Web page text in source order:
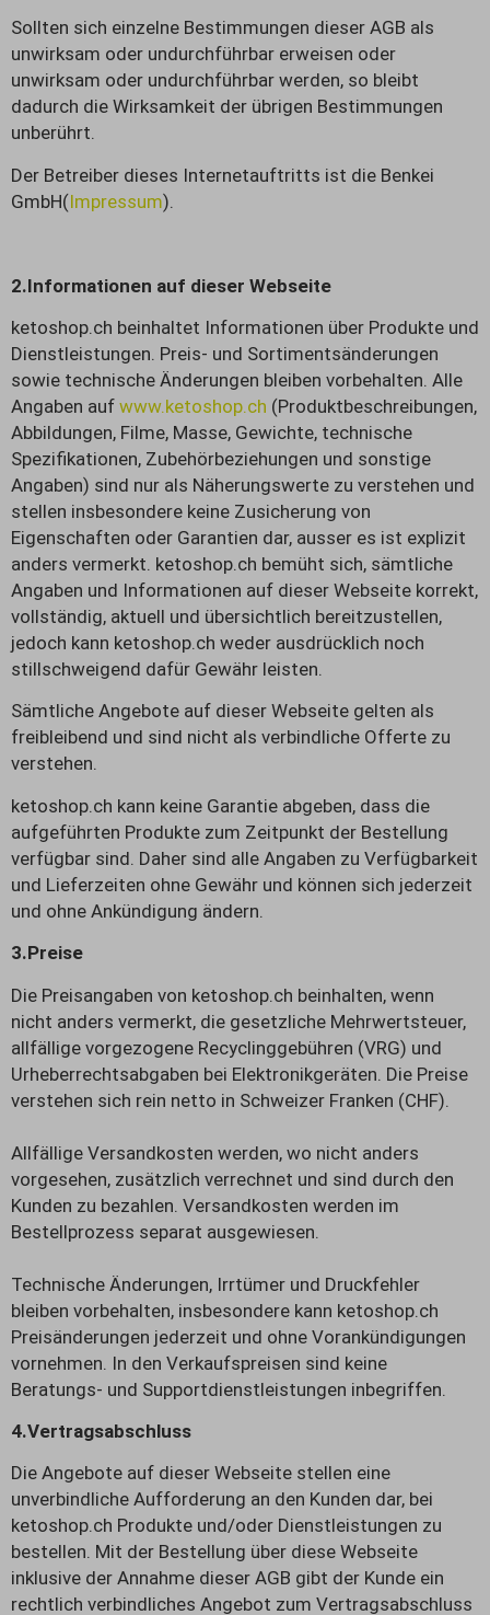
Sollten sich einzelne Bestimmungen dieser AGB als
unwirksam oder undurchführbar erweisen oder
unwirksam oder undurchführbar werden, so bleibt
dadurch die Wirksamkeit der übrigen Bestimmungen
unberührt.
Der Betreiber dieses Internetauftritts ist die Benkei
GmbH(Impressum).
2.Informationen auf dieser Webseite
ketoshop.ch beinhaltet Informationen über Produkte und
Dienstleistungen. Preis- und Sortimentsänderungen
sowie technische Änderungen bleiben vorbehalten. Alle
Angaben auf www.ketoshop.ch (Produktbeschreibungen,
Abbildungen, Filme, Masse, Gewichte, technische
Spezifikationen, Zubehörbeziehungen und sonstige
Angaben) sind nur als Näherungswerte zu verstehen und
stellen insbesondere keine Zusicherung von
Eigenschaften oder Garantien dar, ausser es ist explizit
anders vermerkt. ketoshop.ch bemüht sich, sämtliche
Angaben und Informationen auf dieser Webseite korrekt,
vollständig, aktuell und übersichtlich bereitzustellen,
jedoch kann ketoshop.ch weder ausdrücklich noch
stillschweigend dafür Gewähr leisten.
Sämtliche Angebote auf dieser Webseite gelten als
freibleibend und sind nicht als verbindliche Offerte zu
verstehen.
ketoshop.ch kann keine Garantie abgeben, dass die
aufgeführten Produkte zum Zeitpunkt der Bestellung
verfügbar sind. Daher sind alle Angaben zu Verfügbarkeit
und Lieferzeiten ohne Gewähr und können sich jederzeit
und ohne Ankündigung ändern.
3.Preise
Die Preisangaben von ketoshop.ch beinhalten, wenn
nicht anders vermerkt, die gesetzliche Mehrwertsteuer,
allfällige vorgezogene Recyclinggebühren (VRG) und
Urheberrechtsabgaben bei Elektronikgeräten. Die Preise
verstehen sich rein netto in Schweizer Franken (CHF).
Allfällige Versandkosten werden, wo nicht anders
vorgesehen, zusätzlich verrechnet und sind durch den
Kunden zu bezahlen. Versandkosten werden im
Bestellprozess separat ausgewiesen.
Technische Änderungen, Irrtümer und Druckfehler
bleiben vorbehalten, insbesondere kann ketoshop.ch
Preisänderungen jederzeit und ohne Vorankündigungen
vornehmen. In den Verkaufspreisen sind keine
Beratungs- und Supportdienstleistungen inbegriffen.
4.Vertragsabschluss
Die Angebote auf dieser Webseite stellen eine
unverbindliche Aufforderung an den Kunden dar, bei
ketoshop.ch Produkte und/oder Dienstleistungen zu
bestellen. Mit der Bestellung über diese Webseite
inklusive der Annahme dieser AGB gibt der Kunde ein
rechtlich verbindliches Angebot zum Vertragsabschluss